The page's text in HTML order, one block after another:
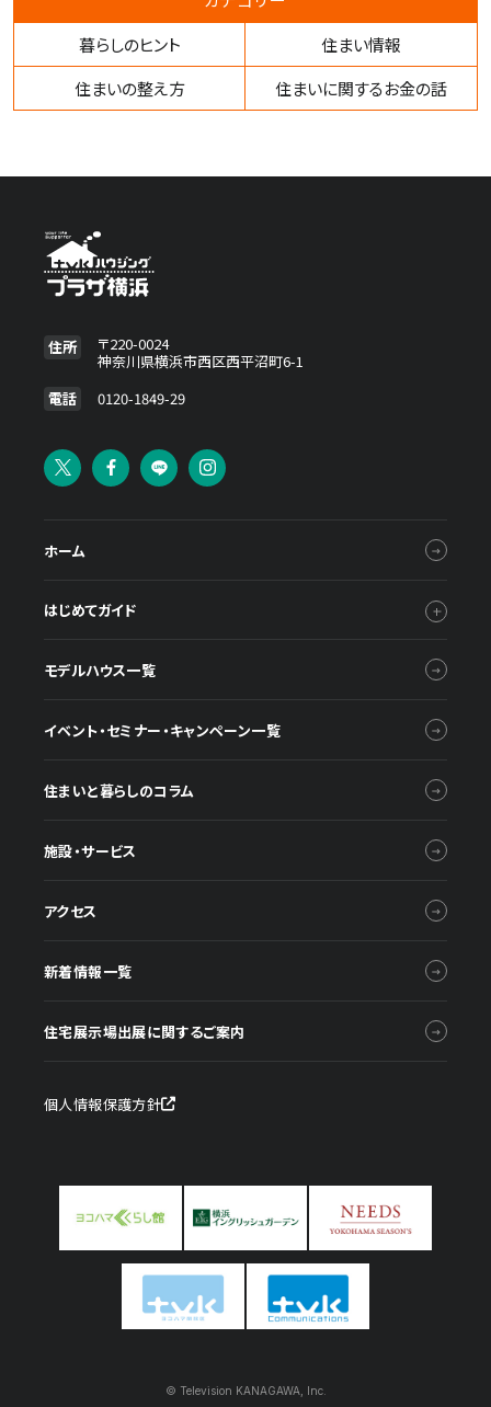
暮らしのヒント
住まい情報
住まいの整え方
住まいに関するお金の話
住所
〒220-0024
神奈川県横浜市西区西平沼町6-1
電話
0120-1849-29
ホーム
はじめてガイド
モデルハウス一覧
イベント・セミナー・キャンペーン一覧
住まいと暮らしのコラム
施設・サービス
アクセス
新着情報一覧
住宅展示場出展に関するご案内
個人情報保護方針
© Television KANAGAWA, Inc.